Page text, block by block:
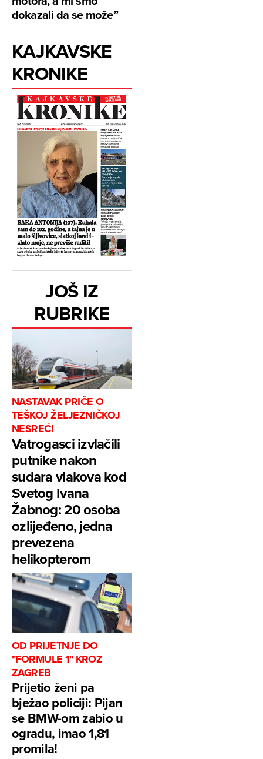
dokazali da se može”
KAJKAVSKE
KRONIKE
JOŠ IZ
RUBRIKE
NASTAVAK PRIČE O
TEŠKOJ ŽELJEZNIČKOJ
NESREĆI
Vatrogasci izvlačili
putnike nakon
sudara vlakova kod
Svetog Ivana
Žabnog: 20 osoba
ozlijeđeno, jedna
prevezena
helikopterom
OD PRIJETNJE DO
"FORMULE 1" KROZ
ZAGREB
Prijetio ženi pa
bježao policiji: Pijan
se BMW-om zabio u
ogradu, imao 1,81
promila!